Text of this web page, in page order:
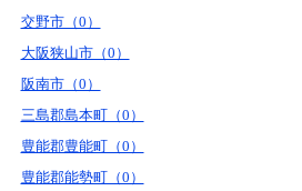
交野市（0）
大阪狭山市（0）
阪南市（0）
三島郡島本町（0）
豊能郡豊能町（0）
豊能郡能勢町（0）